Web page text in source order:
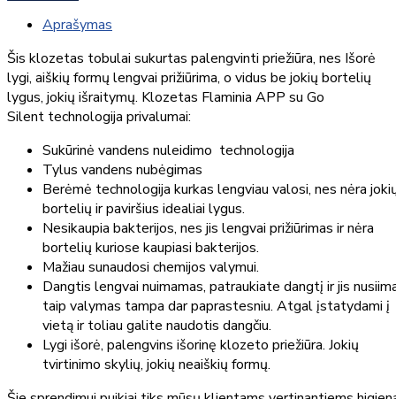
Aprašymas
Šis klozetas tobulai sukurtas palengvinti priežiūra, nes Išorė
lygi, aiškių formų lengvai prižiūrima, o vidus be jokių bortelių
lygus, jokių išraitymų. Klozetas Flaminia APP su Go
Silent technologija privalumai:
Sukūrinė vandens nuleidimo technologija
Tylus vandens nubėgimas
Berėmė technologija kurkas lengviau valosi, nes nėra
bortelių ir paviršius idealiai lygus.
Nesikaupia bakterijos, nes jis lengvai prižiūrimas ir nėra
bortelių kuriose kaupiasi bakterijos.
Mažiau sunaudosi chemijos valymui.
Dangtis lengvai nuimamas, patraukiate dangtį ir jis
taip valymas tampa dar paprastesniu. Atgal įstatydami į
vietą ir toliau galite naudotis dangčiu.
Lygi išorė, palengvins išorinę klozeto priežiūra. Jokių
tvirtinimo skylių, jokių neaiškių formų.